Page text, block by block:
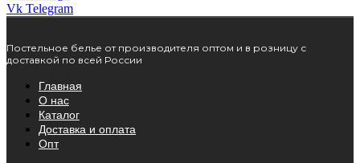
Vk Telegram
Постельное белье от производителя оптом и в розницу с
доставкой по всей России
Главная
О нас
Каталог
Доставка и оплата
Опт